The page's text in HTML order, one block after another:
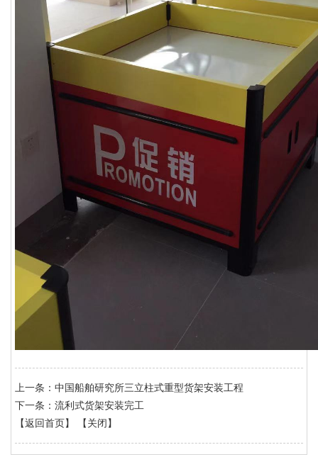
上一条： 中国船舶研究所三立柱式重型货架安装工程
下一条： 流利式货架安装完工
【返回首页 】 【 关闭 】